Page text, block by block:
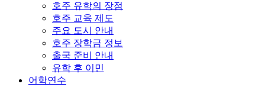
호주 유학의 장점
호주 교육 제도
주요 도시 안내
호주 장학금 정보
출국 준비 안내
유학 후 이민
어학연수